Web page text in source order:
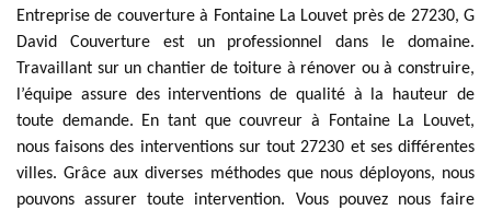
Entreprise de couverture à Fontaine La Louvet près de 27230, G
David Couverture est un professionnel dans le domaine.
Travaillant sur un chantier de toiture à rénover ou à construire,
l’équipe assure des interventions de qualité à la hauteur de
toute demande. En tant que couvreur à Fontaine La Louvet,
nous faisons des interventions sur tout 27230 et ses différentes
villes. Grâce aux diverses méthodes que nous déployons, nous
pouvons assurer toute intervention. Vous pouvez nous faire